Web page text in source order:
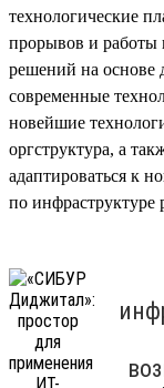
технологические
прорывов и работы
решений на
современные
новейшие
оргструктура, а
адаптироваться к
по инфраструктуре